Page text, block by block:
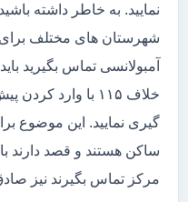
نمایید. به خاطر داشته
شهرستان های مختلف
آمبولانسی تماس بگیرید
خلاف ۱۱۵ با وارد
گیری نمایید. این موضوع
مرکز تماس بگیرند نیز